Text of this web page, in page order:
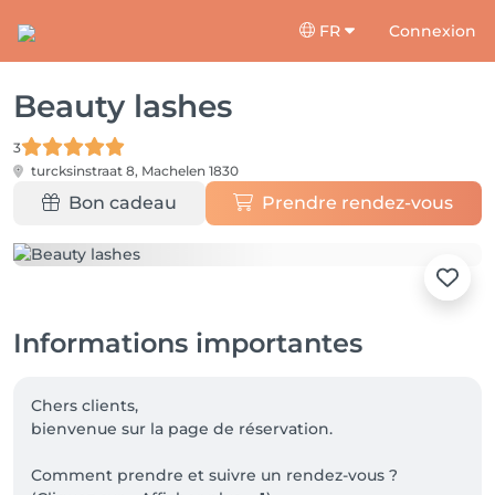
FR Connexion
Beauty lashes
3
turcksinstraat 8, Machelen 1830
Bon cadeau Prendre rendez-vous
Informations importantes
Chers clients,
bienvenue sur la page de réservation.
Comment prendre et suivre un rendez-vous ?